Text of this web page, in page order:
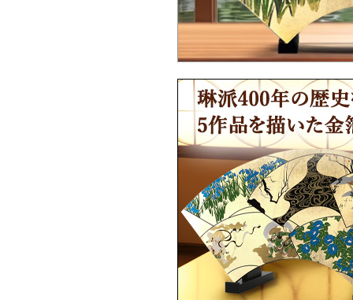
Ｑ：海外配送は対応していますか？
Ｑ：海外配送はどうやって注文したらい
ですか？
Ｑ：英文の取扱説明書はありますか？